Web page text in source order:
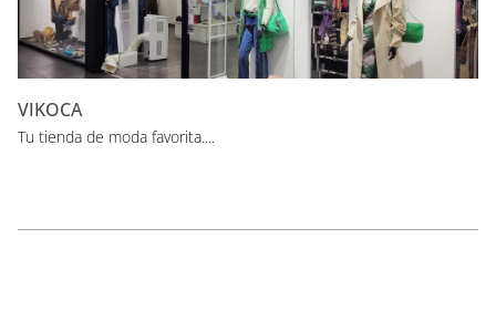
VIKOCA
Tu tienda de moda favorita....